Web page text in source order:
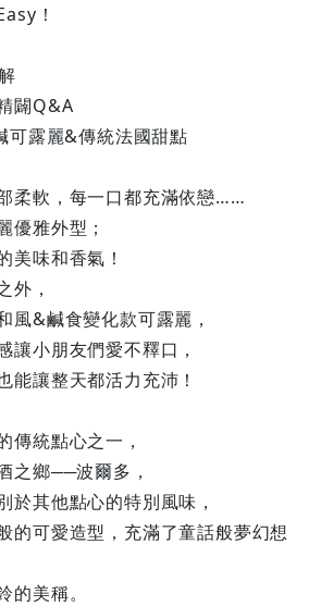
！
闢Q&A
可露麗&傳統法國甜點
軟，每一口都充滿依戀……
雅外型；
味和香氣！
，
&鹹食變化款可露麗，
小朋友們愛不釋口，
讓整天都活力充沛！
統點心之一，
鄉──波爾多，
其他點心的特別風味，
可愛造型，充滿了童話般夢幻想
美稱。